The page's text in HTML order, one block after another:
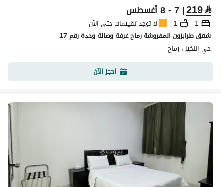
⃁
219| 7 - 8 أغسطس
1
1
لا توجد تقييمات حتى الآن
شقق طرابزون المفروشة رماح غرفة وصالة وحدة رقم 17
حي النخيل، رماح
احجز الآن